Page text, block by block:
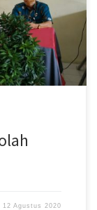
12 Agustus 2020